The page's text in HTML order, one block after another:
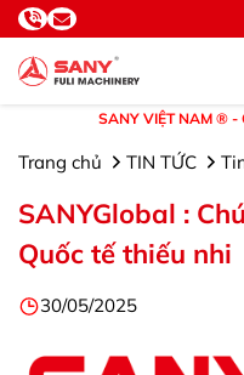
SANY VIỆT NAM ® - Cung
Trang chủ TIN TỨC
SANYGlobal :
Quốc tế thiếu nhi
30/05/2025